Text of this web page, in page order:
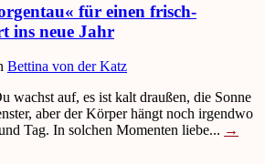
für einen frisch-
ins neue Jahr
Bettina von der Katz
wachst auf, es ist kalt draußen, die Sonne
aber der Körper hängt noch irgendwo
Tag. In solchen Momenten liebe... →